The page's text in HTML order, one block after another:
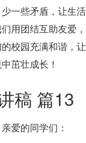
一些矛盾，让生
用团结互助友爱
校园充满和谐，
茁壮成长！
稿 篇13
爱的同学们：